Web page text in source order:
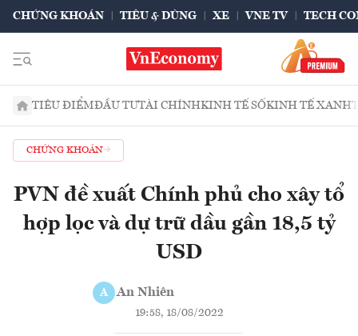
CHỨNG KHOÁN TIÊU & DÙNG XE VNE TV TECH
TIÊU ĐIỂMĐẦU TƯTÀI CHÍNHKINH TẾ SỐKINH TẾ XANH
CHỨNG KHOÁN
PVN đề xuất Chính phủ cho xây tổ
hợp lọc và dự trữ dầu gần 18,5 tỷ
USD
A An Nhiên
19:58, 18/08/2022